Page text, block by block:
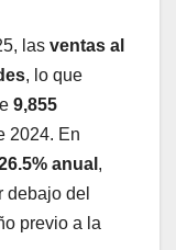
las ventas al
, lo que
9,855
2024. En
anual ,
debajo del
previo a la